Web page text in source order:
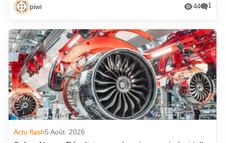
piwi 44 1
Actu flash5 Août. 2026